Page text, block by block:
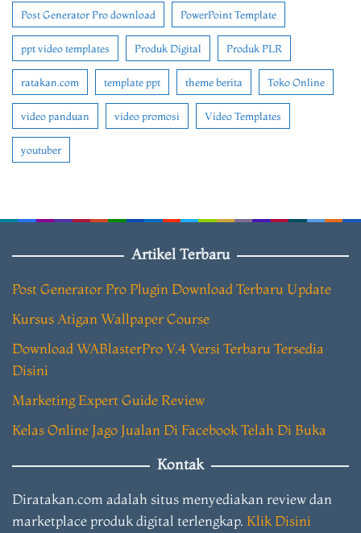
Post Generator Pro download PowerPoint Template
ppt video templates Produk Digital Produk PLR
ratakan.com template ppt theme berita Toko Online
video panduan video promosi Video Templates
youtuber
Artikel Terbaru
Post Generator Pro Plugin Download Terbaru Update
Kursus Atigan Wallpaper Course
Download WABlasterPro V.4 Versi Terbaru Tersedia
Disini
Marketing Expert Guide Review
Kelas Online Jago Jualan Di Facebook Telah Di Buka
Kontak
Diratakan.com adalah situs menyediakan review dan
marketplace produk digital terlengkap. Klik Disini